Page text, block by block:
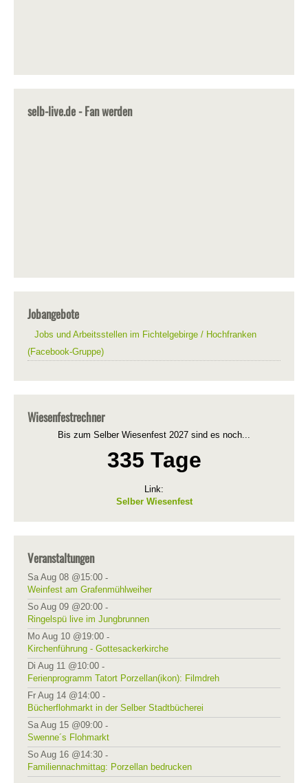
selb-live.de - Fan werden
Jobangebote
Jobs und Arbeitsstellen im Fichtelgebirge / Hochfranken
(Facebook-Gruppe)
Wiesenfestrechner
Bis zum Selber Wiesenfest 2027 sind es noch...
335 Tage
Link:
Selber Wiesenfest
Veranstaltungen
Sa Aug 08 @15:00 -
Weinfest am Grafenmühlweiher
So Aug 09 @20:00 -
Ringelspü live im Jungbrunnen
Mo Aug 10 @19:00 -
Kirchenführung - Gottesackerkirche
Di Aug 11 @10:00 -
Ferienprogramm Tatort Porzellan(ikon): Filmdreh
Fr Aug 14 @14:00 -
Bücherflohmarkt in der Selber Stadtbücherei
Sa Aug 15 @09:00 -
Swenne´s Flohmarkt
So Aug 16 @14:30 -
Familiennachmittag: Porzellan bedrucken